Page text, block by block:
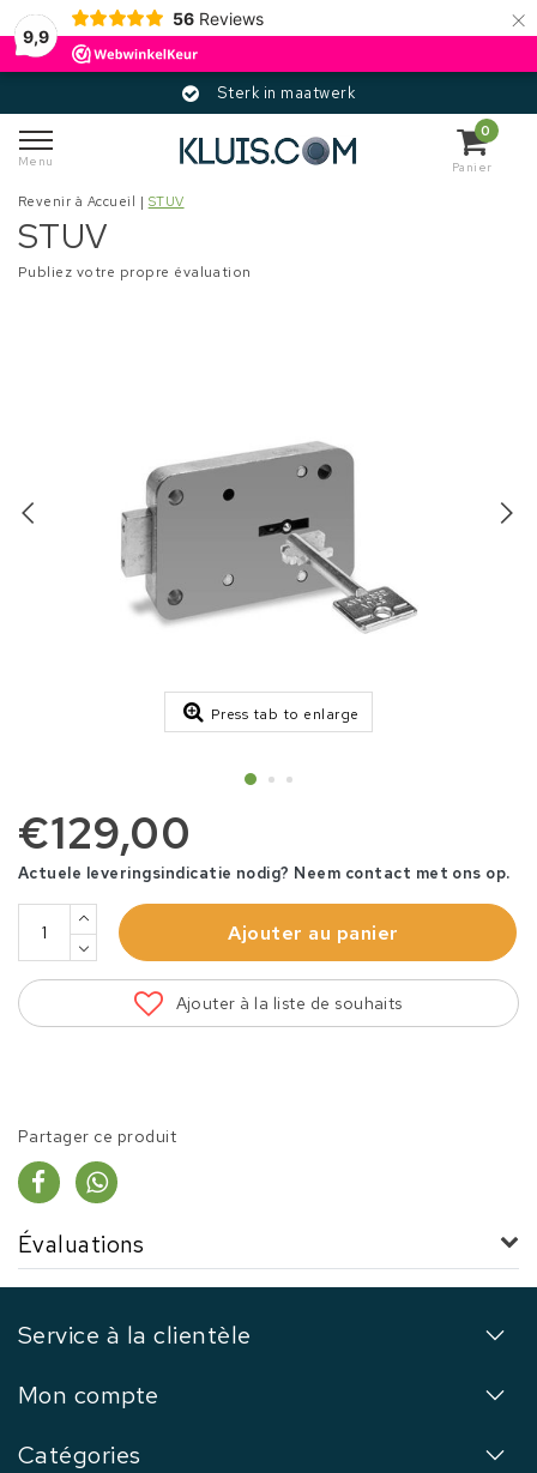
9,9
56 Reviews ×
Sterk in maatwerk
Menu
0
Panier
Revenir à Accueil | STUV
STUV
Publiez votre propre évaluation
Press tab to enlarge
€129,00
Actuele leveringsindicatie nodig? Neem contact met ons op.
Ajouter au panier
Ajouter à la liste de souhaits
Partager ce produit
Évaluations
Service à la clientèle
Mon compte
Catégories